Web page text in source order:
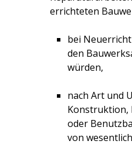
errichteten
bei
den
würden,
nach Art und
Konstruktion,
oder
von